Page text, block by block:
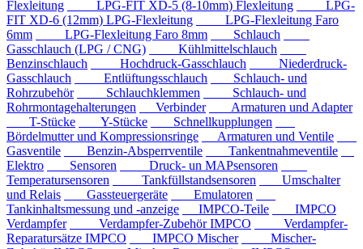
Flexleitung
LPG-FIT XD-5 (8-10mm) Flexleitung
LPG-
FIT XD-6 (12mm) LPG-Flexleitung
LPG-Flexleitung Faro
6mm
LPG-Flexleitung Faro 8mm
Schlauch
Gasschlauch (LPG / CNG)
Kühlmittelschlauch
Benzinschlauch
Hochdruck-Gasschlauch
Niederdruck-
Gasschlauch
Entlüftungsschlauch
Schlauch- und
Rohrzubehör
Schlauchklemmen
Schlauch- und
Rohrmontagehalterungen
Verbinder
Armaturen und Adapter
T-Stücke
Y-Stücke
Schnellkupplungen
Bördelmutter und Kompressionsringe
Armaturen und Ventile
Gasventile
Benzin-Absperrventile
Tankentnahmeventile
Elektro
Sensoren
Druck- un MAPsensoren
Temperatursensoren
Tankfüllstandsensoren
Umschalter
und Relais
Gassteuergeräte
Emulatoren
Tankinhaltsmessung und -anzeige
IMPCO-Teile
IMPCO
Verdampfer
Verdampfer-Zubehör IMPCO
Verdampfer-
Reparatursätze IMPCO
IMPCO Mischer
Mischer-